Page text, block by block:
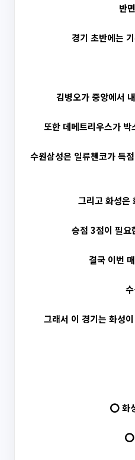
반
경기 초반에는
김병오가 중앙에서
또한 데메트리우스가
수원삼성은 일류첸코가 득
그리고 화성은
승점 3점이 필요
결국 이번
그래서 이 경기는 화성
⭕ 화